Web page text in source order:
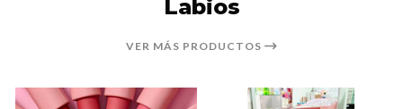
Labios
VER MÁS PRODUCTOS